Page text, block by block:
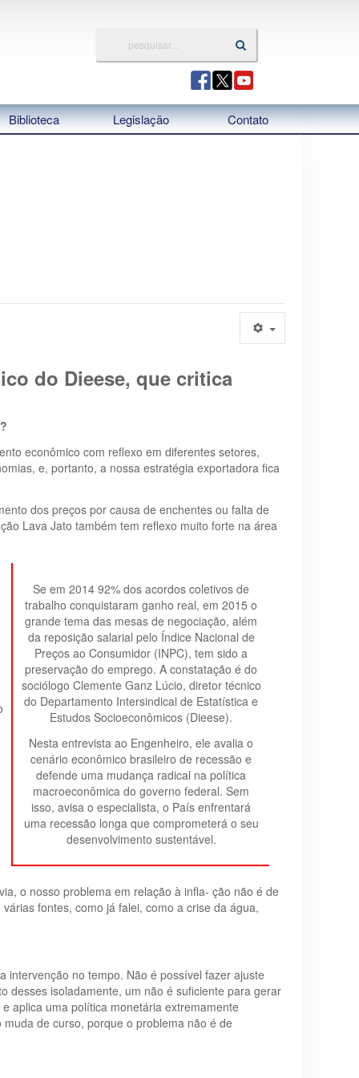
Biblioteca Legislação Contato
do Dieese, que critica
econômico com reflexo em diferentes setores,
e, portanto, a nossa estratégia exportadora fica
dos preços por causa de enchentes ou falta de
Lava Jato também tem reflexo muito forte na área
Se em 2014 92% dos acordos coletivos de
trabalho conquistaram ganho real, em 2015 o
grande tema das mesas de negociação, além
da reposição salarial pelo Índice Nacional de
Preços ao Consumidor (INPC), tem sido a
preservação do emprego. A constatação é do
sociólogo Clemente Ganz Lúcio, diretor técnico
do Departamento Intersindical de Estatística e
Estudos Socioeconômicos (Dieese).
Nesta entrevista ao Engenheiro, ele avalia o
cenário econômico brasileiro de recessão e
defende uma mudança radical na política
macroeconômica do governo federal. Sem
isso, avisa o especialista, o País enfrentará
uma recessão longa que comprometerá o seu
desenvolvimento sustentável.
o nosso problema em relação à infla- ção não é de
fontes, como já falei, como a crise da água,
intervenção no tempo. Não é possível fazer ajuste
desses isoladamente, um não é suficiente para gerar
aplica uma política monetária extremamente
de curso, porque o problema não é de